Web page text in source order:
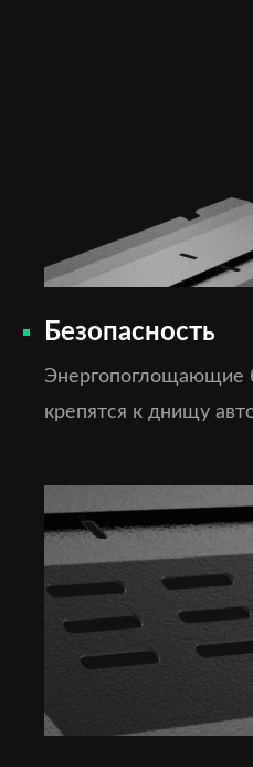
Безопасность
Энергопоглощающие
крепятся к днищу